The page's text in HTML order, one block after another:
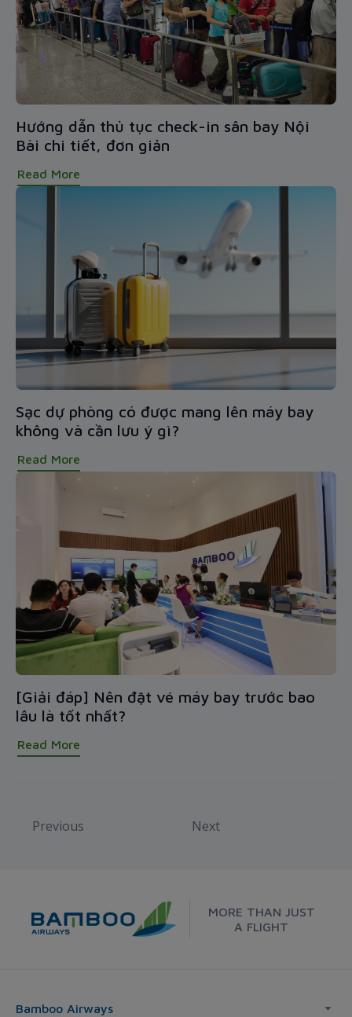
Hướng dẫn thủ tục check-in sân bay Nội
Bài chi tiết, đơn giản
Read More
Sạc dự phòng có được mang lên máy bay
không và cần lưu ý gì?
Read More
[Giải đáp] Nên đặt vé máy bay trước bao
lâu là tốt nhất?
Read More
Previous Next
MORE THAN JUST
A FLIGHT
Bamboo Airways